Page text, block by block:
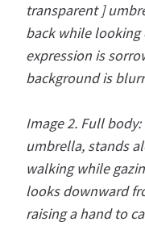
transparent ]
back while looking
expression is
background is
Image 2. Full
umbrella, stands
walking while
looks downward
raising a hand to